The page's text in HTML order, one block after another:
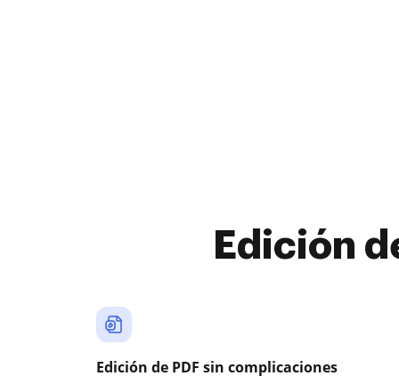
Edición
Edición de PDF sin complicaciones